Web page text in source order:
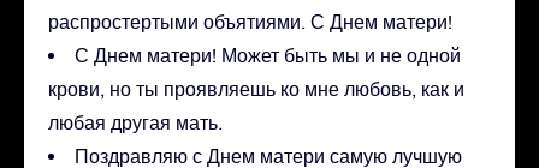
распростертыми объятиями. С Днем матери!
С Днем матери! Может быть мы и не одной
крови, но ты проявляешь ко мне любовь, как и
любая другая мать.
Поздравляю с Днем матери самую лучшую